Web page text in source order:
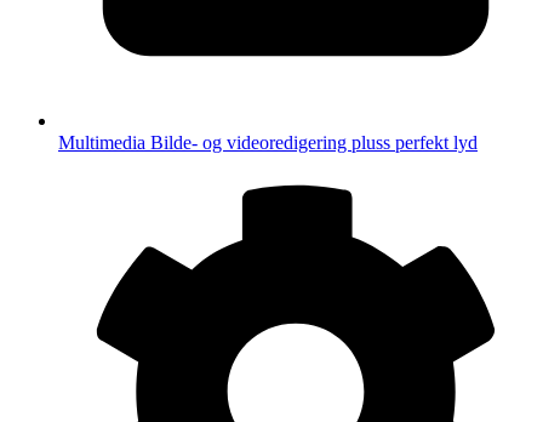
Multimedia Bilde- og videoredigering pluss perfekt lyd